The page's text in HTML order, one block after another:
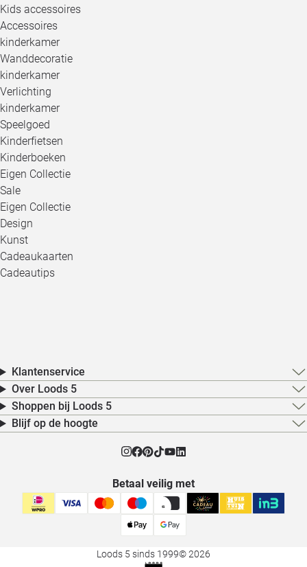
Kids accessoires
Accessoires
kinderkamer
Wanddecoratie
kinderkamer
Verlichting
kinderkamer
Speelgoed
Kinderfietsen
Kinderboeken
Eigen Collectie
Sale
Eigen Collectie
Design
Kunst
Cadeaukaarten
Cadeautips
Klantenservice
Over Loods 5
Shoppen bij Loods 5
Blijf op de hoogte
Betaal veilig met
Loods 5 sinds 1999© 2026